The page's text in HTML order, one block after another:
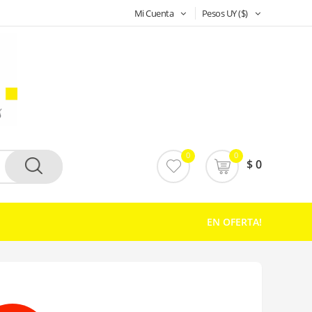
Mi Cuenta Pesos UY ($)
0 0
$ 0
EN OFERTA!